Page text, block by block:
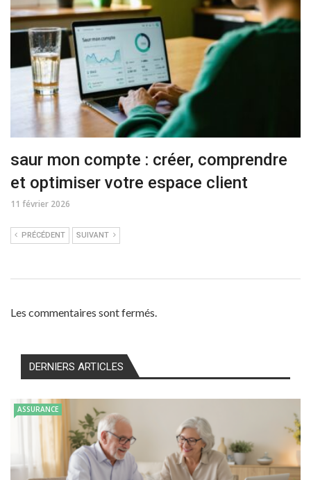
saur mon compte : créer, comprendre
et optimiser votre espace client
11 février 2026
PRÉCÉDENT SUIVANT
Les commentaires sont fermés.
DERNIERS ARTICLES
ASSURANCE